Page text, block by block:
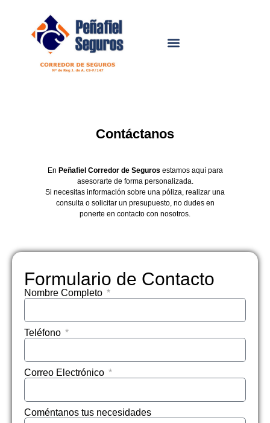
Contáctanos
En Peñafiel Corredor de Seguros estamos aquí para
asesorarte de forma personalizada.
Si necesitas información sobre una póliza, realizar una
consulta o solicitar un presupuesto, no dudes en
ponerte en contacto con nosotros.
Formulario de Contacto
Nombre Completo
Teléfono
Correo Electrónico
Coméntanos tus necesidades